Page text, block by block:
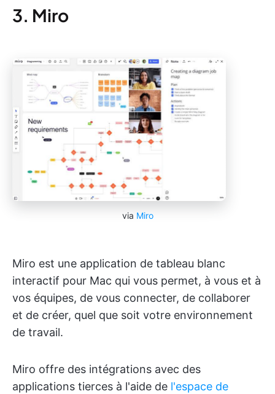
3. Miro
via Miro
Miro est une application de tableau blanc
interactif pour Mac qui vous permet, à vous et à
vos équipes, de vous connecter, de collaborer
et de créer, quel que soit votre environnement
de travail.
Miro offre des intégrations avec des
applications tierces à l'aide de l'espace de